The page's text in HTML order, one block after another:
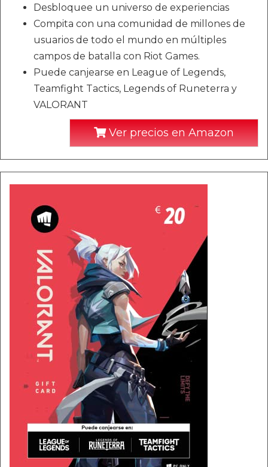
Desbloquee un universo de experiencias
Compita con una comunidad de millones de
usuarios de todo el mundo en múltiples
campos de batalla con Riot Games.
Puede canjearse en League of Legends,
Teamfight Tactics, Legends of Runeterra y
VALORANT
Ver precios en Amazon